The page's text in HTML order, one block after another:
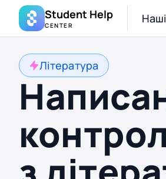
Student Help
CENTER
Література